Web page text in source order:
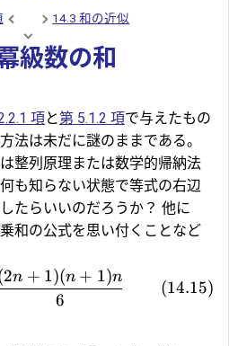
14.3 和の近似
級数の和
項 と第 5.1.2 項で与えたもの
法は未だに謎のままである。
整列原理または数学的帰納法
も知らない状態で等式の右辺
たらいいのだろうか？ 他に
和の公式を思い付くことなど
6
2n + 1)(n + 1)n
(14.15)